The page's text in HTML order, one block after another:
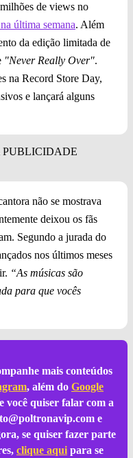
de views no
última semana. Além
da edição limitada de
"Never Really Over".
na Record Store Day,
e lançará alguns
não se mostrava
deixou os fãs
Segundo a jurada do
nos últimos meses
“As músicas são
para que vocês
mais conteúdos
, além do Google
você quiser falar com a
e
se quiser fazer parte
clique aqui para se